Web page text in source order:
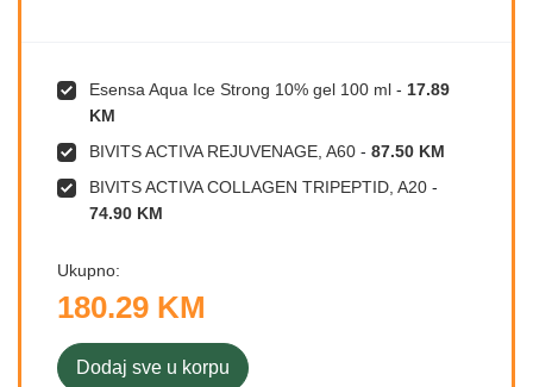
Esensa Aqua Ice Strong 10% gel 100 ml - 17.89
KM
BIVITS ACTIVA REJUVENAGE, A60 - 87.50 KM
BIVITS ACTIVA COLLAGEN TRIPEPTID, A20 -
74.90 KM
Ukupno:
180.29 KM
Dodaj sve u korpu